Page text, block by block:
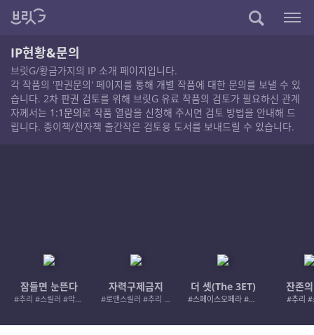
IP현황&문의
브릿G/황금가지의 IP 소개 페이지입니다.
각 작품의 '판권문의' 페이지를 통해 개별 작품에 대한 문의를 보낼 수 있
습니다. 2차 판권 검토를 위해 브릿G 유료 작품의 검토가 필요하신 관계
자께서는 1:1문의로 작품 열람을 신청해 주시면 검토 방법을 안내해 드
립니다. 종이책/전자책 출간작은 검토용 도서를 보내드릴 수 있습니다.
잠들면 눈뜬다
#추리 #스릴러 #악인 #로드레이지
자력구제금지
#로맨스릴러 #추리 #여성서사 #사적제재
더 셋(The 3ET)
#스페이스오페라 #우주활극
잔존
#추리 #